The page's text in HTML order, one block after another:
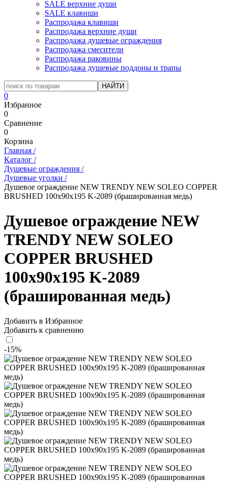
SALE верхние души
SALE клавиши
Распродажа клавиши
Распродажа верхние души
Распродажа душевые ограждения
Распродажа смесители
Распродажа раковины
Распродажа душевые поддоны и трапы
0
Избранное
0
Сравнение
0
Корзина
Главная /
Каталог /
Душевые ограждения /
Душевые уголки /
Душевое ограждение NEW TRENDY NEW SOLEO COPPER
BRUSHED 100x90x195 K-2089 (брашированная медь)
Душевое ограждение NEW
TRENDY NEW SOLEO
COPPER BRUSHED
100x90x195 K-2089
(брашированная медь)
Добавить в Избранное
Добавить к сравнению
-15%